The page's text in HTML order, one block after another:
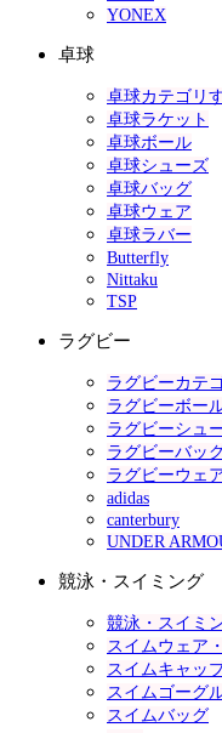
YONEX
卓球
卓球カテゴリ
卓球ラケット
卓球ボール
卓球シューズ
卓球バッグ
卓球ウェア
卓球ラバー
Butterfly
Nittaku
TSP
ラグビー
ラグビーカテ
ラグビーボー
ラグビーシュ
ラグビーバッ
ラグビーウェ
adidas
canterbury
UNDER
競泳・スイミング
競泳・スイミ
スイムウェア
スイムキャッ
スイムゴーグ
スイムバッグ